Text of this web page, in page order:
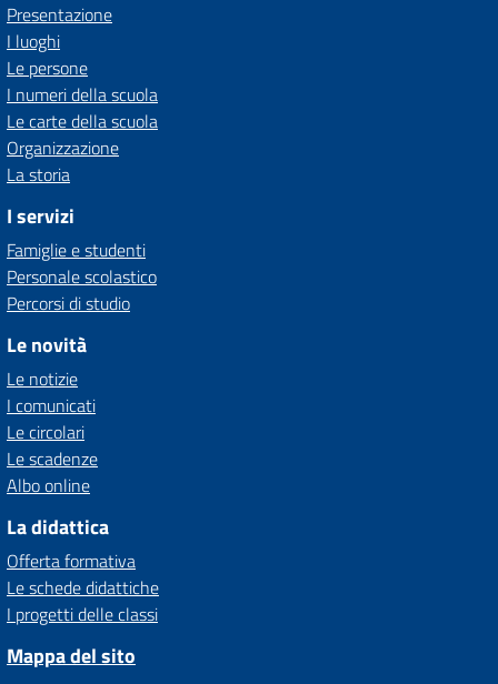
Presentazione
I luoghi
Le persone
I numeri della scuola
Le carte della scuola
Organizzazione
La storia
I servizi
Famiglie e studenti
Personale scolastico
Percorsi di studio
Le novità
Le notizie
I comunicati
Le circolari
Le scadenze
Albo online
La didattica
Offerta formativa
Le schede didattiche
I progetti delle classi
Mappa del sito